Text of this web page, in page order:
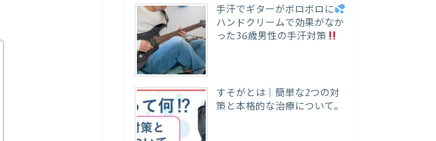
手汗でギターがボロボロに
ハンドクリームで効果がなか
った36歳男性の手汗対策
すそがとは｜簡単な2つの対
策と本格的な治療について。